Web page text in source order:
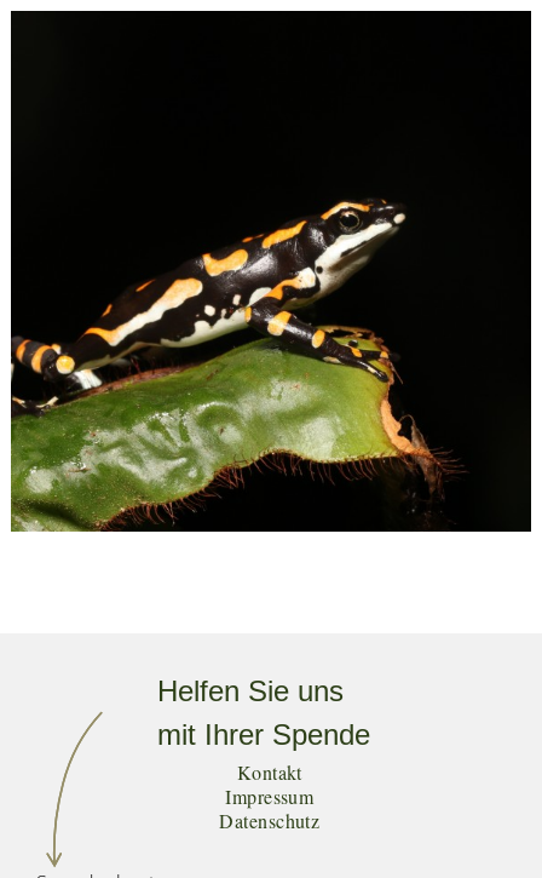
Helfen Sie uns
mit Ihrer Spende
Kontakt
Impressum
Datenschutz